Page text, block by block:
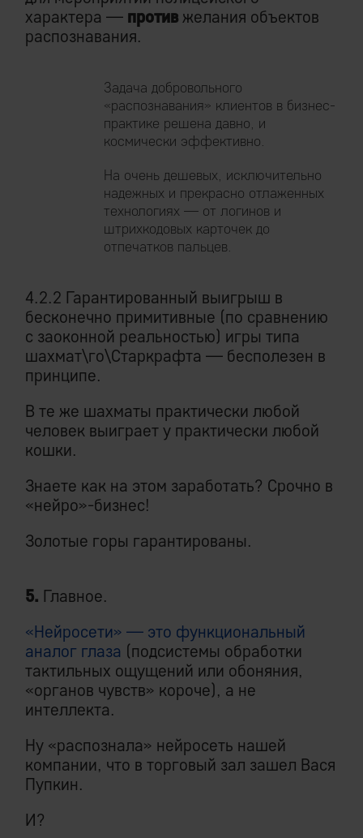
характера — против желания объектов
распознавания.
Задача добровольного
«распознавания» клиентов в бизнес-
практике решена давно, и
космически эффективно.
На очень дешевых, исключительно
надежных и прекрасно отлаженных
технологиях — от логинов и
штрихкодовых карточек до
отпечатков пальцев.
4.2.2 Гарантированный выигрыш в
бесконечно примитивные (по сравнению
с заоконной реальностью) игры типа
шахмат\го\Старкрафта — бесполезен в
принципе.
В те же шахматы практически любой
человек выиграет у практически любой
кошки.
Знаете как на этом заработать? Срочно в
«нейро»-бизнес!
Золотые горы гарантированы.
5. Главное.
«Нейросети» — это функциональный
аналог глаза (подсистемы обработки
тактильных ощущений или обоняния,
«органов чувств» короче), а не
интеллекта.
Ну «распознала» нейросеть нашей
компании, что в торговый зал зашел Вася
Пупкин.
И?